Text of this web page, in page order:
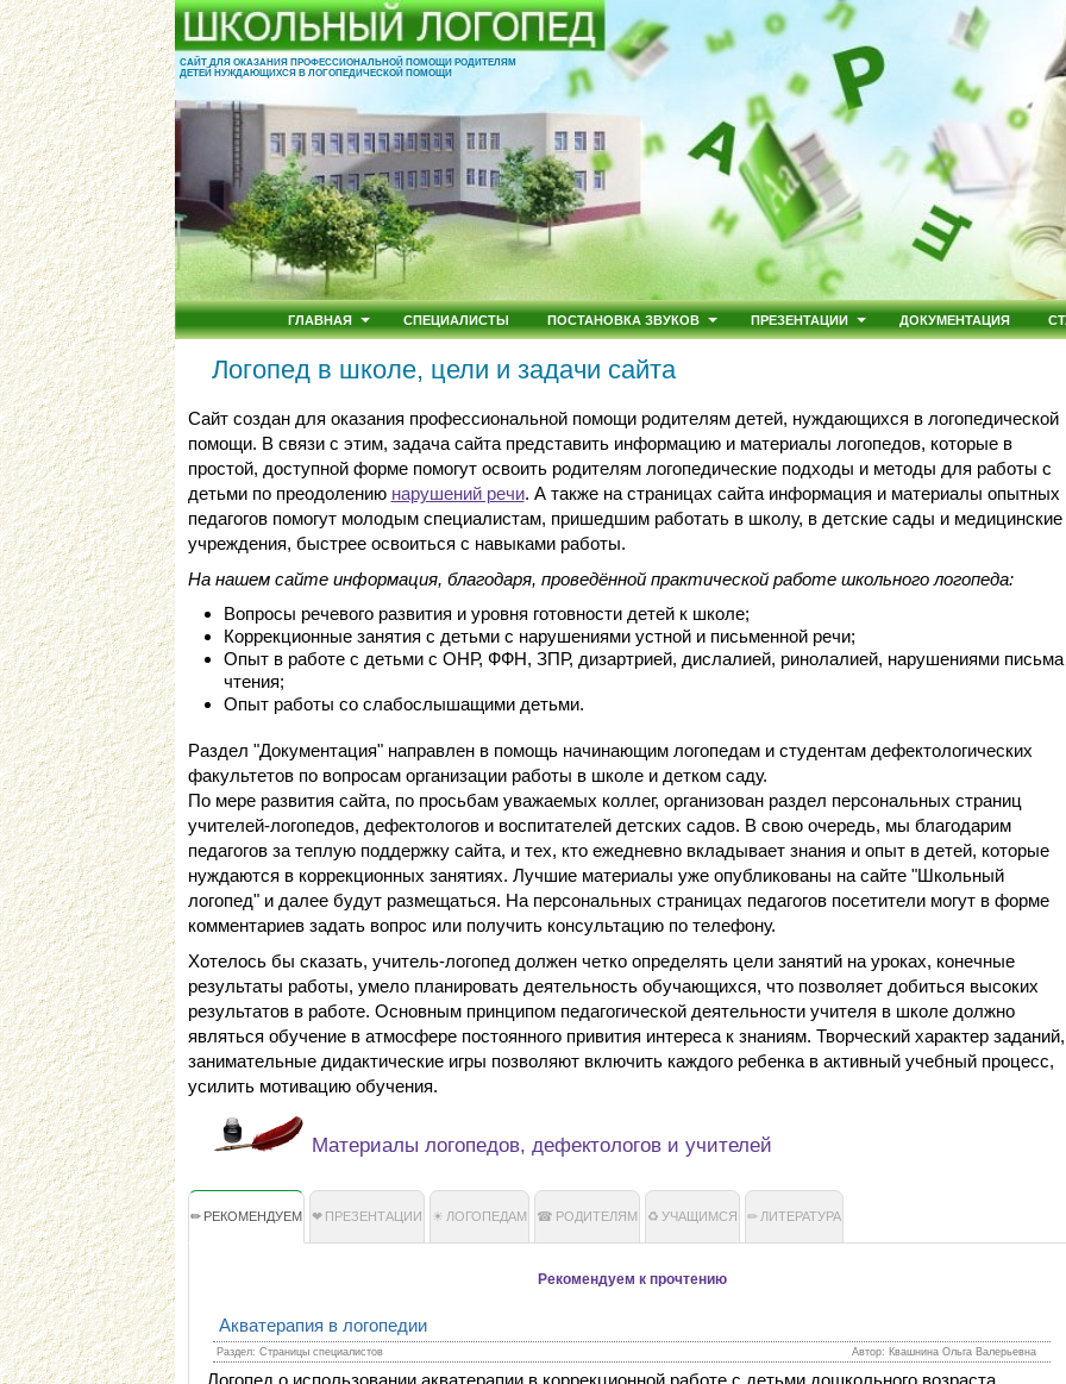
САЙТ ДЛЯ ОКАЗАНИЯ ПРОФЕССИОНАЛЬНОЙ ПОМОЩИ РОДИТЕЛЯМ
ДЕТЕЙ НУЖДАЮЩИХСЯ В ЛОГОПЕДИЧЕСКОЙ ПОМОЩИ
ГЛАВНАЯ СПЕЦИАЛИСТЫ ПОСТАНОВКА ЗВУКОВ ПРЕЗЕНТАЦИИ ДОКУМЕНТАЦИЯ
Логопед в школе, цели и задачи сайта
Сайт создан для оказания профессиональной помощи родителям детей, нуждающихся в логопедической
помощи. В связи с этим, задача сайта представить информацию и материалы логопедов, которые в
простой, доступной форме помогут освоить родителям логопедические подходы и методы для работы с
детьми по преодолению нарушений речи. А также на страницах сайта информация и материалы опытных
педагогов помогут молодым специалистам, пришедшим работать в школу, в детские сады и медицинские
учреждения, быстрее освоиться с навыками работы.
На нашем сайте информация, благодаря, проведённой практической работе школьного логопеда:
Вопросы речевого развития и уровня готовности детей к школе;
Коррекционные занятия с детьми с нарушениями устной и письменной речи;
Опыт в работе с детьми с ОНР, ФФН, ЗПР, дизартрией, дислалией, ринолалией, нарушениями письма
чтения;
Опыт работы со слабослышащими детьми.
Раздел "Документация" направлен в помощь начинающим логопедам и студентам дефектологических
факультетов по вопросам организации работы в школе и детком саду.
По мере развития сайта, по просьбам уважаемых коллег, организован раздел персональных страниц
учителей-логопедов, дефектологов и воспитателей детских садов. В свою очередь, мы благодарим
педагогов за теплую поддержку сайта, и тех, кто ежедневно вкладывает знания и опыт в детей, которые
нуждаются в коррекционных занятиях. Лучшие материалы уже опубликованы на сайте "Школьный
логопед" и далее будут размещаться. На персональных страницах педагогов посетители могут в форме
комментариев задать вопрос или получить консультацию по телефону.
Хотелось бы сказать, учитель-логопед должен четко определять цели занятий на уроках, конечные
результаты работы, умело планировать деятельность обучающихся, что позволяет добиться высоких
результатов в работе. Основным принципом педагогической деятельности учителя в школе должно
являться обучение в атмосфере постоянного привития интереса к знаниям. Творческий характер заданий,
занимательные дидактические игры позволяют включить каждого ребенка в активный учебный процесс,
усилить мотивацию обучения.
Материалы логопедов, дефектологов и учителей
РЕКОМЕНДУЕМ ПРЕЗЕНТАЦИИ ЛОГОПЕДАМ РОДИТЕЛЯМ УЧАЩИМСЯ ЛИТЕРАТУРА
Рекомендуем к прочтению
Акватерапия в логопедии
Раздел: Страницы специалистов Автор: Квашнина Ольга Валерьевна
Логопед о использовании акватерапии в коррекционной работе с детьми дошкольного возраста.